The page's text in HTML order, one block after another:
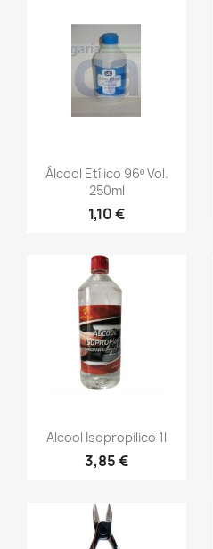
Álcool Etílico 96º Vol.
250ml
1,10 €
Alcool Isopropilico 1l
3,85 €